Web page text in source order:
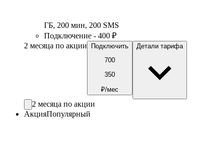
ГБ, 200 мин, 200 SMS
Подключение - 400 ₽
2 месяца по акции
Подключить
700
350
₽/мес
Детали тарифа
2 месяца по акции
АкцияПопулярный